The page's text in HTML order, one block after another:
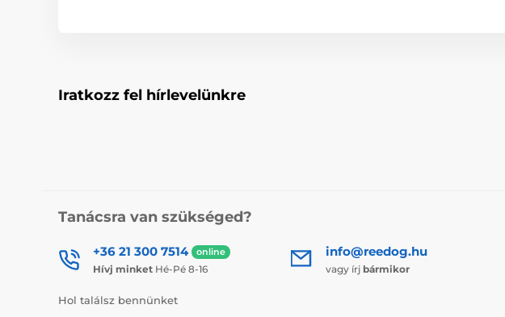
Iratkozz fel hírlevelünkre
Tanácsra van szükséged?
+36 21 300 7514 online
Hívj minket Hé-Pé 8-16
info@reedog.hu
vagy írj bármikor
Hol találsz bennünket